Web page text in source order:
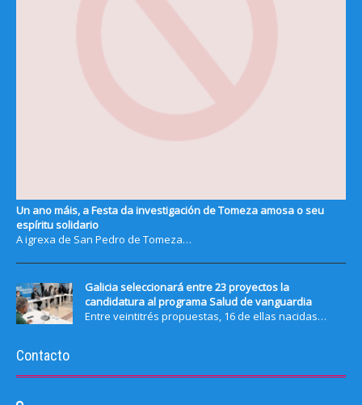
Un ano máis, a Festa da investigación de Tomeza amosa o seu
espíritu solidario
A igrexa de San Pedro de Tomeza…
Galicia seleccionará entre 23 proyectos la
candidatura al programa Salud de vanguardia
Entre veintitrés propuestas, 16 de ellas nacidas…
Contacto